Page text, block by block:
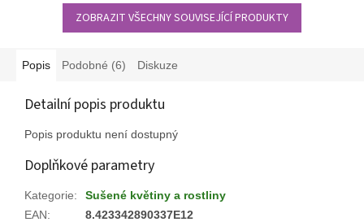
ZOBRAZIT VŠECHNY SOUVISEJÍCÍ PRODUKTY
Popis Podobné (6) Diskuze
Detailní popis produktu
Popis produktu není dostupný
Doplňkové parametry
Kategorie:
Sušené květiny a rostliny
EAN:
8.423342890337E12